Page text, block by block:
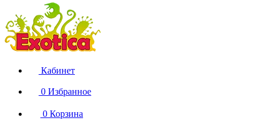
Кабинет
0 Избранное
0 Корзина